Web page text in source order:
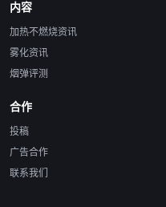
内容
加热不燃烧资讯
雾化资讯
烟弹评测
合作
投稿
广告合作
联系我们